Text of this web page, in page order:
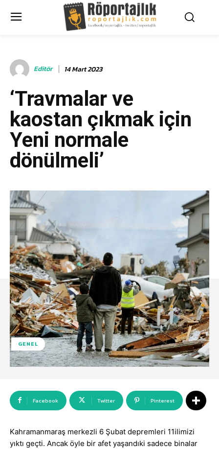
Editör 14 Mart 2023
‘Travmalar ve
kaostan çıkmak için
Yeni normale
dönülmeli’
GENEL
Facebook Twitter Pinterest
Kahramanmaraş merkezli 6 Şubat depremleri 11ilimizi
yıktı geçti. Ancak öyle bir afet yaşandıki sadece binalar